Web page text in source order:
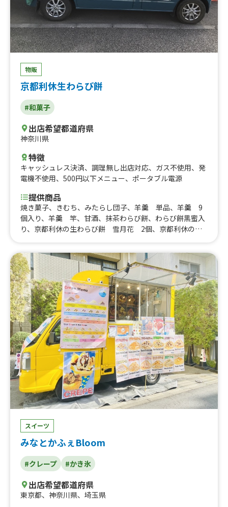
ス、チーズタコライス、タコライス
物販
京都利休生わらび餅
#和菓子
出店希望都道府県
神奈川県
特徴
キャッシュレス決済、 調理無し出店対応、 ガス不使用、 発
電機不使用、 500円以下メニュー、 ポータブル電源
提供商品
焼き菓子、きむち、みたらし団子、羊羹 単品、羊羹 9
個入り、羊羹 竿、甘酒、抹茶わらび餅、わらび餅黒蜜入
り、京都利休の生わらび餅 雪月花 2個、京都利休の生
スイーツ
みなとかふぇBloom
#クレープ #かき氷
出店希望都道府県
東京都、 神奈川県、 埼玉県